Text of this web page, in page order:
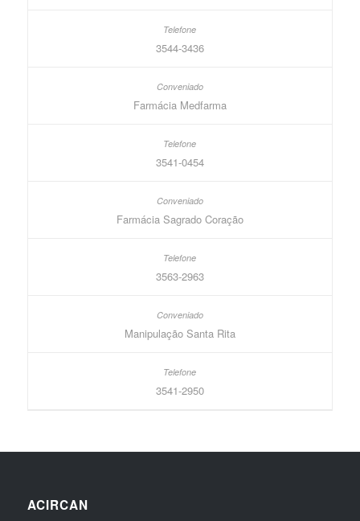
3544-3436
Farmácia Medfarma
3541-0454
Farmácia Sagrado Coração
3563-2963
Manipulação Santa Rita
3541-2950
ACIRCAN